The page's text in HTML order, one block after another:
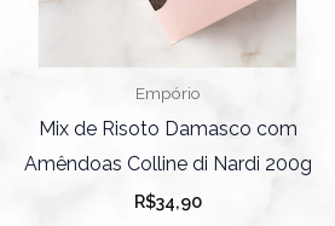
Empório
Mix de Risoto Damasco com
Amêndoas Colline di Nardi 200g
R$34,90